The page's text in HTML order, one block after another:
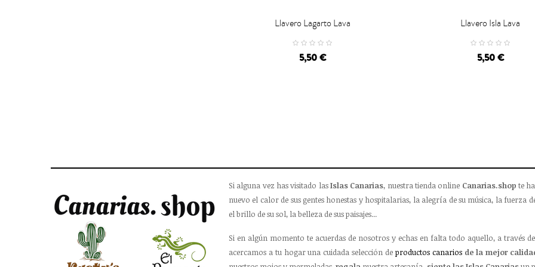
CARRO
Llavero Lagarto Lava
5,50 €
CARROLlavero Isla Lava
5,50 €
Si alguna vez has visitado lasIslas Canarias, nuestra tienda online Canarias.shop te
nuevo el calor de sus gentes honestas y hospitalarias, la alegría de su música, la fuerza
el brillo de su sol, la belleza de sus paisajes...
Si en algún momento te acuerdas de nosotros y echas en falta todo aquello, a través
acercamos a tu hogar una cuidada selección de productos canariosde la mejor